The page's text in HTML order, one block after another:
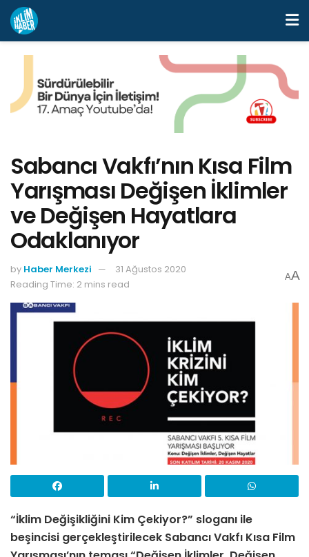
Sabancı Vakfı’nın Kısa Film
Yarışması Değişen İklimler
ve Değişen Hayatlara
Odaklanıyor
by Haber Merkezi
31 Ağustos 2020
Reading Time: 2 mins read
AA
“İklim Değişikliğini Kim Çekiyor?” sloganı ile
beşincisi gerçekleştirilecek Sabancı Vakfı Kısa Film